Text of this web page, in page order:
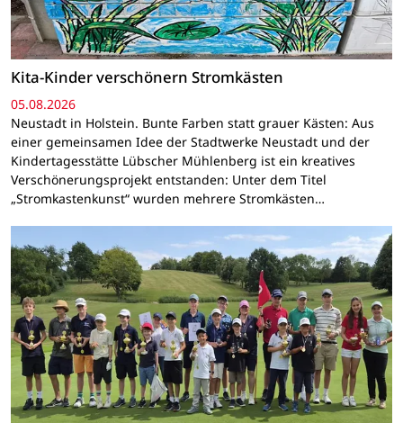
Kita-Kinder verschönern Stromkästen
05.08.2026
Neustadt in Holstein. Bunte Farben statt grauer Kästen: Aus
einer gemeinsamen Idee der Stadtwerke Neustadt und der
Kindertagesstätte Lübscher Mühlenberg ist ein kreatives
Verschönerungsprojekt entstanden: Unter dem Titel
„Stromkastenkunst“ wurden mehrere Stromkästen…